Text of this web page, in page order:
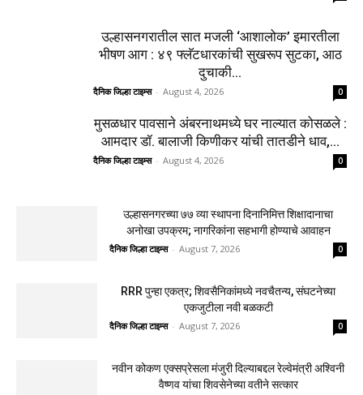
उल्हासनगरातील सात मजली ‘आशालोक’ इमारतीला
भीषण आग : ४९ फ्लॅटधारकांची सुखरूप सुटका, आठ
दुचाकी...
दैनिक जिल्हा टाइम्स - August 4, 2026 0
मुसळधार पावसाने अंबरनाथमध्ये घर नाल्यात कोसळले :
आमदार डॉ. बालाजी किणीकर यांची तातडीने धाव,...
दैनिक जिल्हा टाइम्स - August 4, 2026 0
उल्हासनगरच्या ७७ व्या स्थापना दिनानिमित्त शिक्षादानाचा
अनोखा उपक्रम; नागरिकांना सहभागी होण्याचे आवाहन
दैनिक जिल्हा टाइम्स - August 7, 2026 0
RRR पुन्हा एकत्र; शिवसैनिकांमध्ये नवचैतन्य, संघटनेच्या
एकजुटीला नवी बळकटी
दैनिक जिल्हा टाइम्स - August 7, 2026 0
नवीन कोकण एक्सप्रेसला मंजुरी दिल्याबद्दल रेल्वेमंत्री अश्विनी
वैष्णव यांचा शिवसेनेच्या वतीने सत्कार